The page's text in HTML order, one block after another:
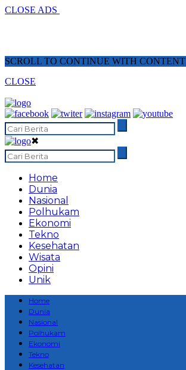
CLOSE ADS
SCROLL TO CONTINUE WITH CONTENT
CLOSE
✖
Home
Dunia
Nasional
Polhukam
Ekonomi
Tekno
Kesehatan
Wisata
Opini
Unik
Home
Dunia
Nasional
Polhukam
Ekonomi
Tekno
Kesehatan